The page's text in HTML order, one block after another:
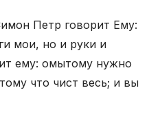
Петр говорит Ему:
мои, но и руки и
ему: омытому нужно
что чист весь; и вы